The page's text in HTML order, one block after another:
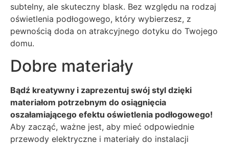
subtelny, ale skuteczny blask. Bez względu na rodzaj
oświetlenia podłogowego, który wybierzesz, z
pewnością doda on atrakcyjnego dotyku do Twojego
domu.
Dobre materiały
Bądź kreatywny i zaprezentuj swój styl dzięki
materiałom potrzebnym do osiągnięcia
oszałamiającego efektu oświetlenia podłogowego!
Aby zacząć, ważne jest, aby mieć odpowiednie
przewody elektryczne i materiały do instalacji